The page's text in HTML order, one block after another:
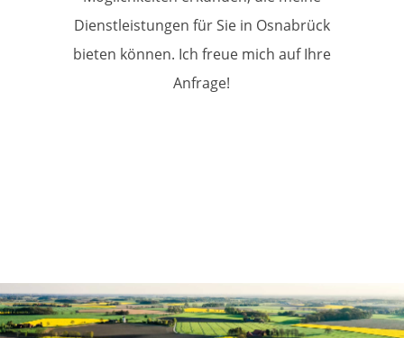
Dienstleistungen für Sie in Osnabrück
bieten können. Ich freue mich auf Ihre
Anfrage!